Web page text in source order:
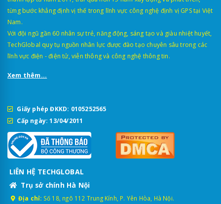
từng bước khẳng định vị thế trong lĩnh vực công nghệ định vị GPS tại Việt
Nam.
Với đội ngũ gần 60 nhân sự trẻ, năng động, sáng tạo và giàu nhiệt huyết,
TechGlobal quy tụ nguồn nhân lực được đào tạo chuyên sâu trong các
lĩnh vực điện - điện tử, viễn thông và công nghệ thông tin.
Xem thêm...
Giấy phép ĐKKD: 0105252565
Cấp ngày: 13/04/2011
LIÊN HỆ TECHGLOBAL
Trụ sở chính Hà Nội
Địa chỉ: Số 18, ngõ 112 Trung Kính, P. Yên Hòa, Hà Nội.